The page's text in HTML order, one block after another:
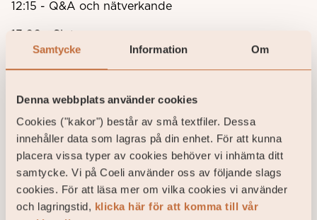
Samtycke Information Om
Denna webbplats använder cookies
Cookies ("kakor") består av små textfiler. Dessa
innehåller data som lagras på din enhet. För att kunna
placera vissa typer av cookies behöver vi inhämta ditt
samtycke. Vi på Coeli använder oss av följande slags
cookies. För att läsa mer om vilka cookies vi använder
och lagringstid, klicka här för att komma till vår
12:15 - Q&A och nätverkande
13:00 - Slut
vidare med våra förvaltare och andra deltagare.
Antalet platser är begränsat, så säkra din plats
genom att anmäla dig på nedan formulär.
Varmt välkommen!